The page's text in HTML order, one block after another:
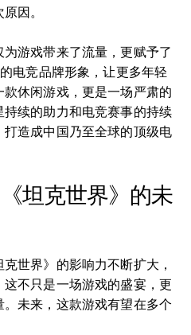
因。
游戏带来了流量，更赋予了
的电竞品牌形象，让更多年轻
休闲游戏，更是一场严肃的
续的助力和电竞赛事的持续
造成中国乃至全球的顶级电
坦克世界》的未
世界》的影响力不断扩大，
不只是一场游戏的盛宴，更
未来，这款游戏有望在多个